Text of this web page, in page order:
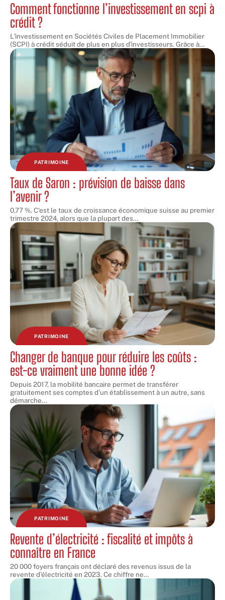
Comment fonctionne l’investissement en scpi à
crédit ?
L'investissement en Sociétés Civiles de Placement Immobilier
(SCPI) à crédit séduit de plus en plus d'investisseurs. Grâce à…
PATRIMOINE
Taux de Saron : prévision de baisse dans
l’avenir ?
0,77 %. C'est le taux de croissance économique suisse au premier
trimestre 2024, alors que la plupart des…
PATRIMOINE
Changer de banque pour réduire les coûts :
est-ce vraiment une bonne idée ?
Depuis 2017, la mobilité bancaire permet de transférer
gratuitement ses comptes d'un établissement à un autre, sans
démarche…
PATRIMOINE
Revente d’électricité : fiscalité et impôts à
connaître en France
20 000 foyers français ont déclaré des revenus issus de la
revente d'électricité en 2023. Ce chiffre ne…